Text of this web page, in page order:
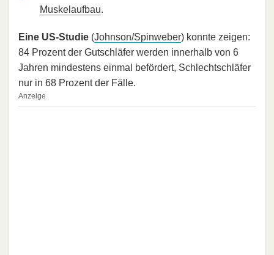
Muskelaufbau.
Eine US-Studie (Johnson/Spinweber) konnte zeigen:
84 Prozent der Gutschläfer werden innerhalb von 6
Jahren mindestens einmal befördert, Schlechtschläfer
nur in 68 Prozent der Fälle.
Anzeige